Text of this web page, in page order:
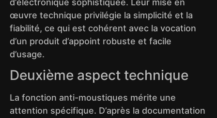
d’électronique sophistiquée. Leur mise en
œuvre technique privilégie la simplicité et la
fiabilité, ce qui est cohérent avec la vocation
d’un produit d’appoint robuste et facile
d’usage.
Deuxième aspect technique
La fonction anti-moustiques mérite une
attention spécifique. D’après la documentation